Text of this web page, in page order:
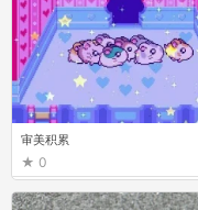
审美积累
0